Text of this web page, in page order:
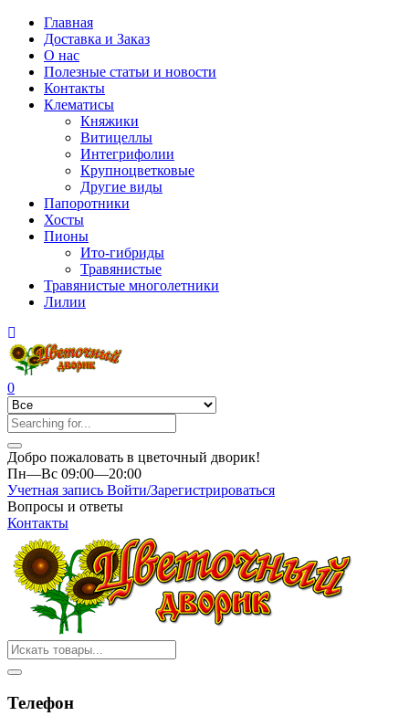
Главная
Доставка и Заказ
О нас
Полезные статьи и новости
Контакты
Клематисы
Княжики
Витицеллы
Интегрифолии
Крупноцветковые
Другие виды
Папоротники
Хосты
Пионы
Ито-гибриды
Травянистые
Травянистые многолетники
Лилии
0
Добро пожаловать в цветочный дворик!
Пн—Вс 09:00—20:00
Учетная запись Войти/Зарегистрироваться
Вопросы и ответы
Контакты
Телефон